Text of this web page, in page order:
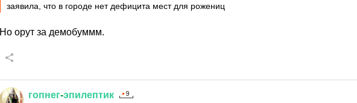
заявила, что в городе нет дефицита мест для рожениц
Но орут за демобуммм.
гопнег-эпилептик